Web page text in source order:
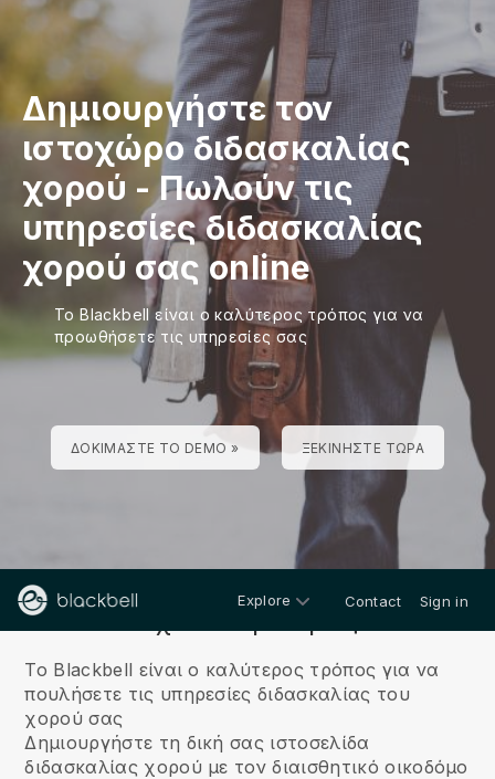
Δημιουργήστε τον
ιστοχώρο διδασκαλίας
χορού -Πωλούν τις
υπηρεσίες διδασκαλίας
χορού σας online
Το Blackbell είναι ο καλύτερος τρόπος για να
προωθήσετε τις υπηρεσίες σας
ΔΟΚΙΜΆΣΤΕ ΤΟ DEMO » ΞΕΚΙΝΉΣΤΕ ΤΏΡΑ
Explore Contact Sign in
Το Blackbell είναι ο καλύτερος τρόπος για να
πουλήσετε τις υπηρεσίες διδασκαλίας του
χορού σας
Δημιουργήστε τη δική σας ιστοσελίδα
διδασκαλίας χορού με τον διαισθητικό οικοδόμο